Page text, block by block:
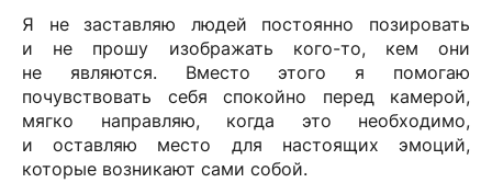
Я не заставляю людей постоянно позировать
и не прошу изображать кого-то, кем они
не являются. Вместо этого я помогаю
почувствовать себя спокойно перед камерой,
мягко направляю, когда это необходимо,
и оставляю место для настоящих эмоций,
которые возникают сами собой.